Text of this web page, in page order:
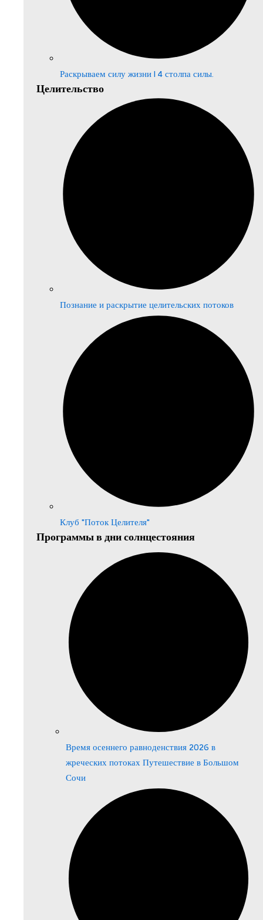
Раскрываем силу жизни | 4 столпа силы.
Целительство
Познание и раскрытие целительских потоков
Клуб "Поток Целителя"
Программы в дни солнцестояния
Время осеннего равноденствия 2026 в
жреческих потоках Путешествие в Большом
Сочи